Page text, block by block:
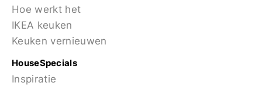
Hoe werkt het
IKEA keuken
Keuken vernieuwen
HouseSpecials
Inspiratie